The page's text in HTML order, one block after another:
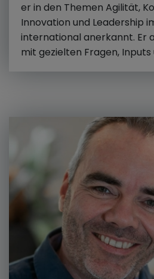
er in den Themen Agilität,
Innovation und Leadership
international anerkannt. Er
mit gezielten Fragen, Inputs